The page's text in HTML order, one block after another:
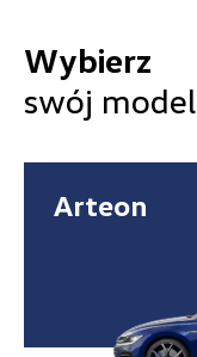
Kolekcje
Nowość
Wybierz
swój model
Arteon